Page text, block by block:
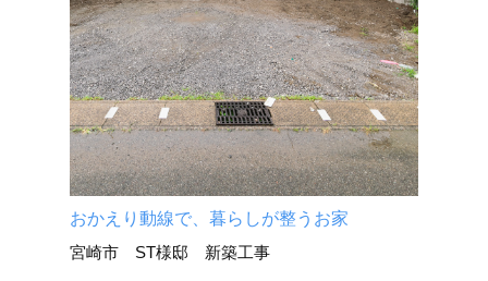
おかえり動線で、暮らしが整うお家
宮崎市 ST様邸 新築工事